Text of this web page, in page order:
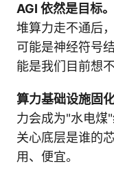
AGI 依然是目标。
堆算力走不通后
可能是神经符号
能是我们目前想
算力基础设施固化
力会成为"水电煤
关心底层是谁的
用、便宜。